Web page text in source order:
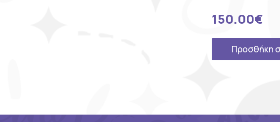
150.00€
Προσθήκη